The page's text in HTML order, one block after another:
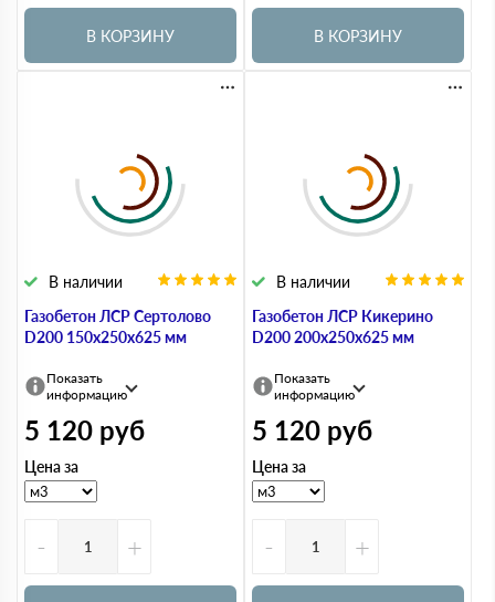
В КОРЗИНУ В КОРЗИНУ
Газобетон ЛСР Сертолово
D200 150х250х625 мм
В наличии
Показать
информацию
5 120 руб
Цена за
- +
Газобетон ЛСР Кикерино
D200 200х250х625 мм
В наличии
Показать
информацию
5 120 руб
Цена за
- +